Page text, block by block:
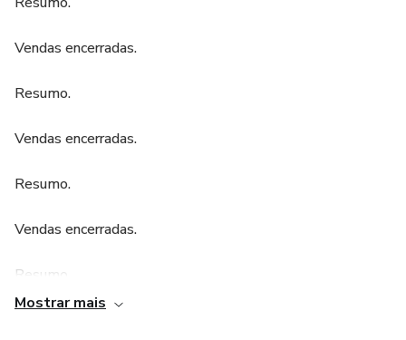
Vendas encerradas.
Resumo.
Vendas encerradas.
Resumo.
Vendas encerradas.
Resumo.
Mostrar mais